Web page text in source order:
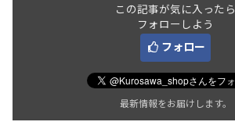
この記事が気に入ったら
フォローしよう
フォロー
最新情報をお届けします。